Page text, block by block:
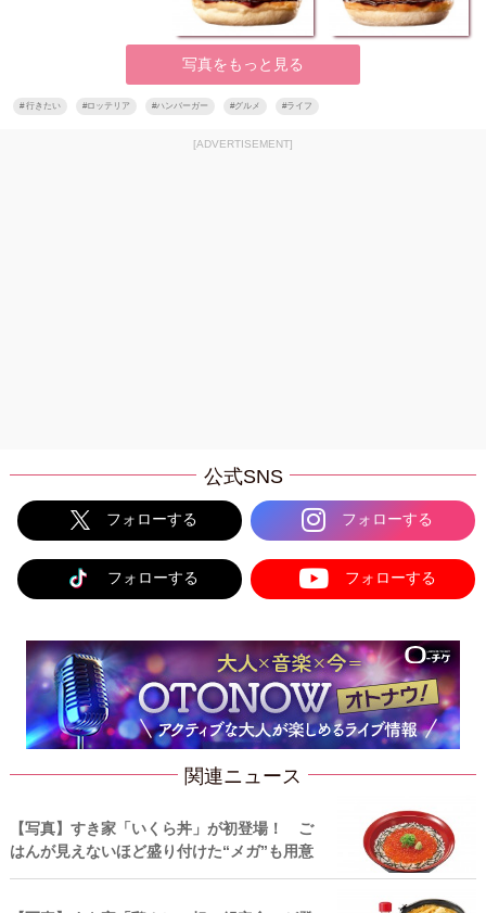
写真をもっと見る
#行きたい #ロッテリア #ハンバーガー #グルメ #ライフ
[ADVERTISEMENT]
公式SNS
フォローする フォローする
フォローする フォローする
関連ニュース
【写真】すき家「いくら丼」が初登場！ ご
はんが見えないほど盛り付けた“メガ”も用意